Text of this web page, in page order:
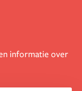
prof. Nolst
informatie over